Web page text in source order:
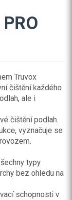
Truvox
čištění každého
ale i
čištění podlah.
vyznačuje se
typy
bez ohledu na
schopnosti v